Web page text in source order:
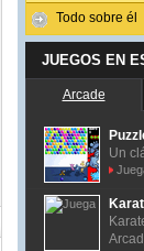
Todo sobre él
JUEGOS EN
Arcade
Un